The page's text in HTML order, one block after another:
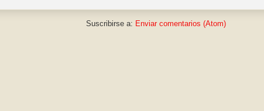
Suscribirse a: Enviar comentarios (Atom)